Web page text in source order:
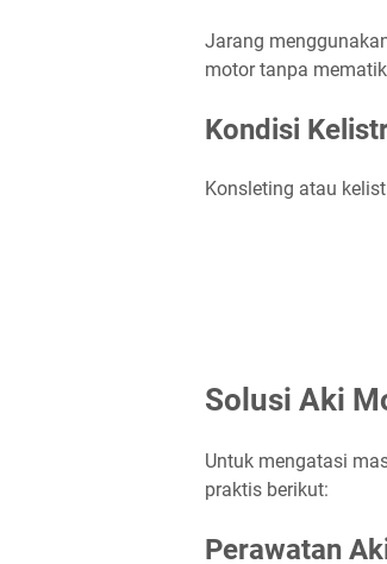
Jarang
motor tanpa
Kondisi
Konsleting atau
Solusi Aki
Untuk mengatasi
praktis berikut:
Perawatan